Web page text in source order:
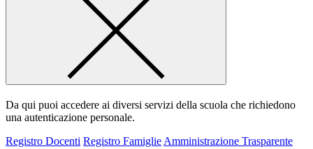
Da qui puoi accedere ai diversi servizi della scuola che richiedono
una autenticazione personale.
Registro Docenti Registro Famiglie Amministrazione Trasparente